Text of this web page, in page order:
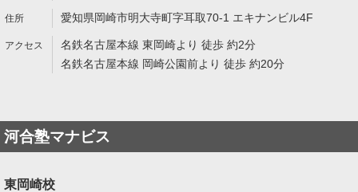
愛知県岡崎市明大寺町字耳取70-1 エキナンビル4F
名鉄名古屋本線 東岡崎より 徒歩 約2分
名鉄名古屋本線 岡崎公園前より 徒歩 約20分
河合塾マナビス
東岡崎校